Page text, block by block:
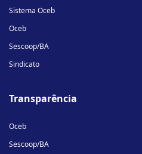
Sistema Oceb
Oceb
Sescoop/BA
Sindicato
Transparência
Oceb
Sescoop/BA